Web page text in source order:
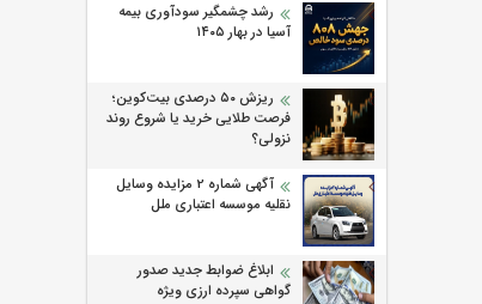
رشد چشمگیر سودآوری بیمه
آسیا در بهار ۱۴۰۵
ریزش ۵۰ درصدی بیت‌کوین؛
فرصت طلایی خرید یا شروع روند
نزولی؟
آگهی شماره 2 مزایده وسایل
نقلیه موسسه اعتباری ملل
ابلاغ ضوابط جدید صدور
گواهی سپرده ارزی ویژه